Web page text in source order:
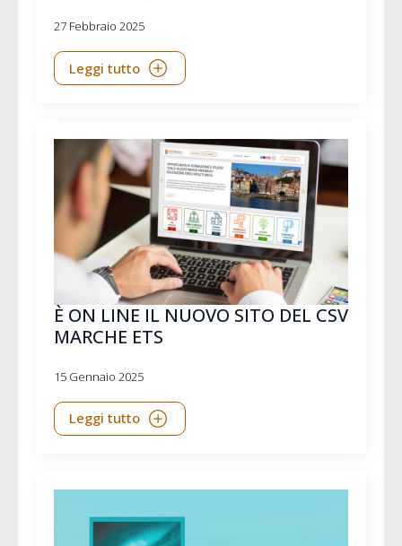
27 Febbraio 2025
Leggi tutto
È ON LINE IL NUOVO SITO DEL CSV
MARCHE ETS
15 Gennaio 2025
Leggi tutto